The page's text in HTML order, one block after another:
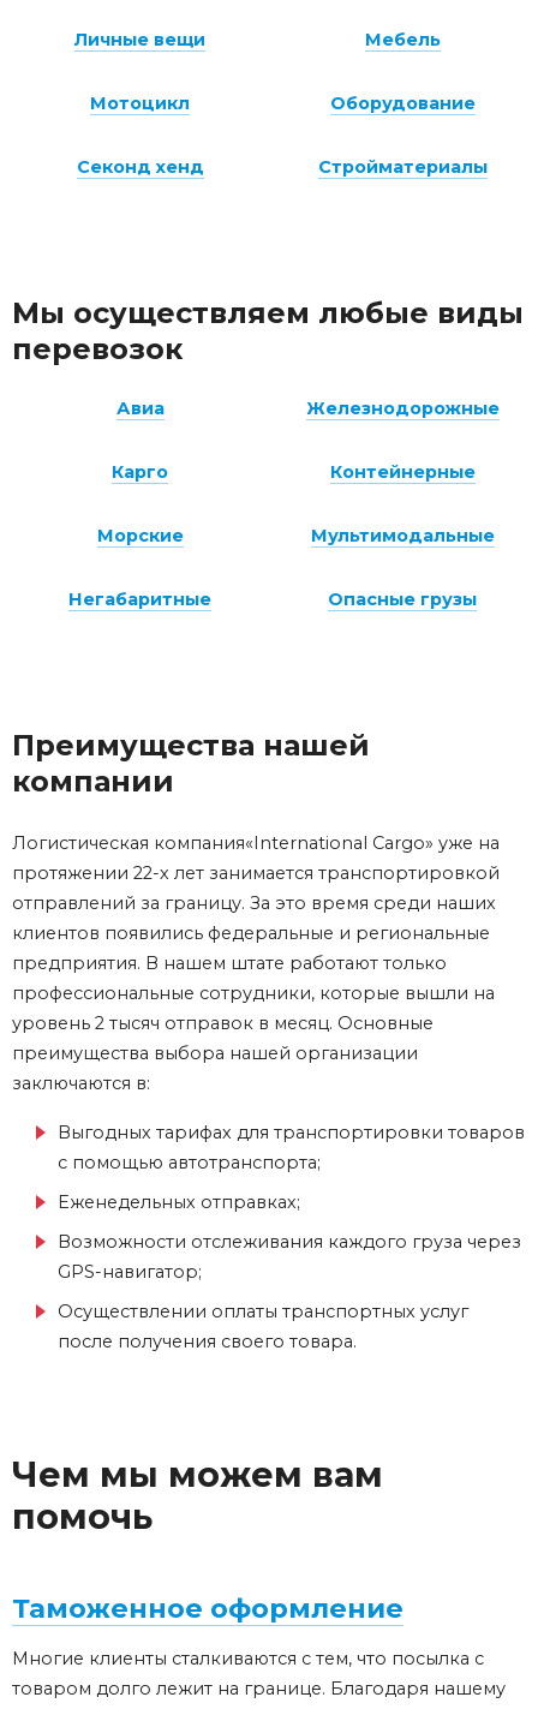
Преимущества нашей
компании
Логистическая компания«International Cargo» уже на
протяжении 22-х лет занимается транспортировкой
отправлений за границу. За это время среди наших
клиентов появились федеральные и региональные
предприятия. В нашем штате работают только
профессиональные сотрудники, которые вышли на
уровень 2 тысяч отправок в месяц. Основные
преимущества выбора нашей организации
заключаются в:
Выгодных тарифах для транспортировки товаров
с помощью автотранспорта;
Еженедельных отправках;
Возможности отслеживания каждого груза через
GPS-навигатор;
Осуществлении оплаты транспортных услуг
после получения своего товара.
Мы осуществляем любые виды
перевозок
Авиа Железнодорожные
Карго Контейнерные
Морские Мультимодальные
Негабаритные Опасные грузы
Личные вещи Мебель
Мотоцикл Оборудование
Секонд хенд Стройматериалы
Чем мы можем вам
помочь
Таможенное оформление
Многие клиенты сталкиваются с тем, что посылка с
товаром долго лежит на границе. Благодаря нашему